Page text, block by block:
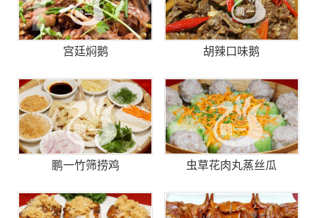
宫廷焖鹅 胡辣口味鹅
鹏一竹筛捞鸡 虫草花肉丸蒸丝瓜